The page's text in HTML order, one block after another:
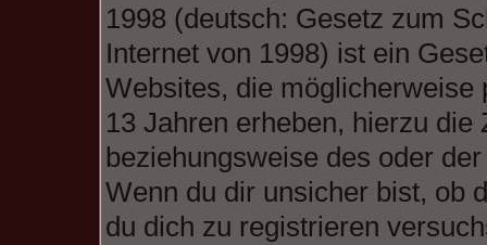
1998 (deutsch: Gesetz zum
Internet von 1998) ist ein
Websites, die möglicherweise
13 Jahren erheben, hierzu
beziehungsweise des oder
Wenn du dir unsicher bist, ob
du dich zu registrieren